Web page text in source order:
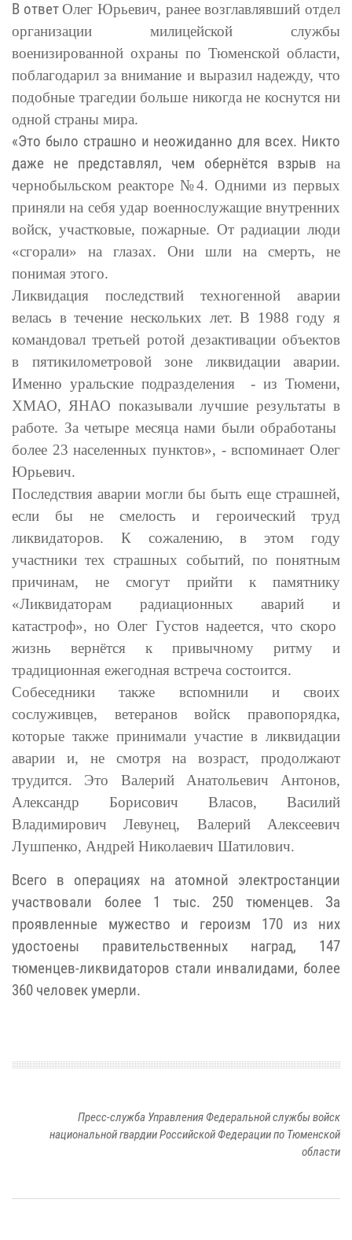
В ответОлег Юрьевич, ранее возглавлявший отдел
организации милицейской службы
военизированной охраны по Тюменской области,
поблагодарил за внимание и выразил надежду, что
подобные трагедии больше никогда не коснутся ни
одной страны мира.
«Это было страшно и неожиданно для всех. Никто
даже не представлял, чем обернётся взрыв на
чернобыльском реакторе №4. Одними из первых
приняли на себя удар военнослужащие внутренних
войск, участковые, пожарные. От радиации люди
«сгорали» на глазах. Они шли на смерть, не
понимая этого.
Ликвидация последствий техногенной аварии
велась в течение нескольких лет. В 1988 году я
командовал третьей ротой дезактивации объектов
в пятикилометровой зоне ликвидации аварии.
Именно уральские подразделения - из Тюмени,
ХМАО, ЯНАО показывали лучшие результаты в
работе. За четыре месяца нами были обработаны
более 23 населенных пунктов», - вспоминает Олег
Юрьевич.
Последствия аварии могли бы быть еще страшней,
если бы не смелость и героический труд
ликвидаторов. К сожалению, в этом году
участники тех страшных событий, по понятным
причинам, не смогут прийти к памятнику
«Ликвидаторам радиационных аварий и
катастроф», но Олег Густов надеется, что скоро
жизнь вернётся к привычному ритму и
традиционная ежегодная встреча состоится.
Собеседники также вспомнили и своих
сослуживцев, ветеранов войск правопорядка,
которые также принимали участие в ликвидации
аварии и, не смотря на возраст, продолжают
трудится. Это Валерий Анатольевич Антонов,
Александр Борисович Власов, Василий
Владимирович Левунец, Валерий Алексеевич
Лушпенко, Андрей Николаевич Шатилович.
Всего в операциях на атомной электростанции
участвовали более 1 тыс. 250 тюменцев. За
проявленные мужество и героизм 170 из них
удостоены правительственных наград, 147
тюменцев-ликвидаторов стали инвалидами, более
360 человек умерли.
Пресс-служба Управления Федеральной службы войск
национальной гвардии Российской Федерации по Тюменской
области